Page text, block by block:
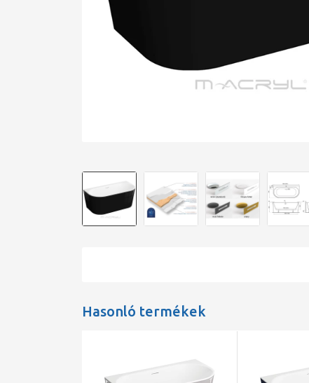
Hasonló termékek